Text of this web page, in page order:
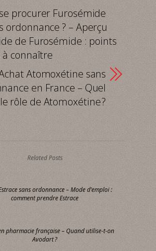
procurer Furosémide
ordonnance ? – Aperçu
de Furosémide : points
à connaître
Atomoxétine sans
en France – Quel
rôle de Atomoxétine ?
Related Posts
sans ordonnance – Mode d’emploi :
comment prendre Estrace
pharmacie française – Quand utilise-t-on
Avodart ?